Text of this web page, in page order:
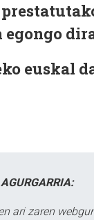
egongo
euskal
ari zaren